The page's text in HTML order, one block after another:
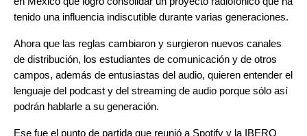
tenido una influencia indiscutible durante varias generaciones.
Ahora que las reglas cambiaron y surgieron nuevos canales
de distribución, los estudiantes de comunicación y de otros
campos, además de entusiastas del audio, quieren entender el
lenguaje del podcast y del streaming de audio porque sólo así
podrán hablarle a su generación.
Ese fue el punto de partida que reunió a Spotify y la IBERO